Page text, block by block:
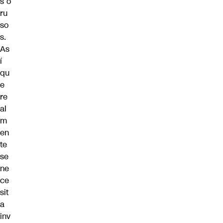
ru
so
s.
As
í
qu
e
re
al
m
en
te
se
ne
ce
sit
a
inv